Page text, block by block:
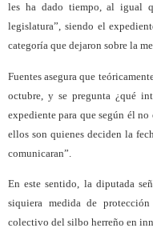
les ha dado tiempo, al igual
legislatura”, siendo el
categoría que dejaron sobre la
Fuentes asegura que
octubre, y se pregunta ¿qué
expediente para que según él
ellos son quienes deciden la
comunicaran”.
En este sentido, la diputada
siquiera medida de
colectivo del silbo herreño en